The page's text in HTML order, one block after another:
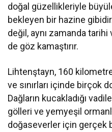
doğal güzellikleriyle
bekleyen bir hazine
değil, aynı zamanda
de göz kamaştırır.
Lihtenştayn, 160
ve sınırları içinde birçok
Dağların kucakladığı
gölleri ve yemyeşil
doğaseverler için gerçek